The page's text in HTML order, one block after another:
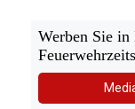
Werben Sie in